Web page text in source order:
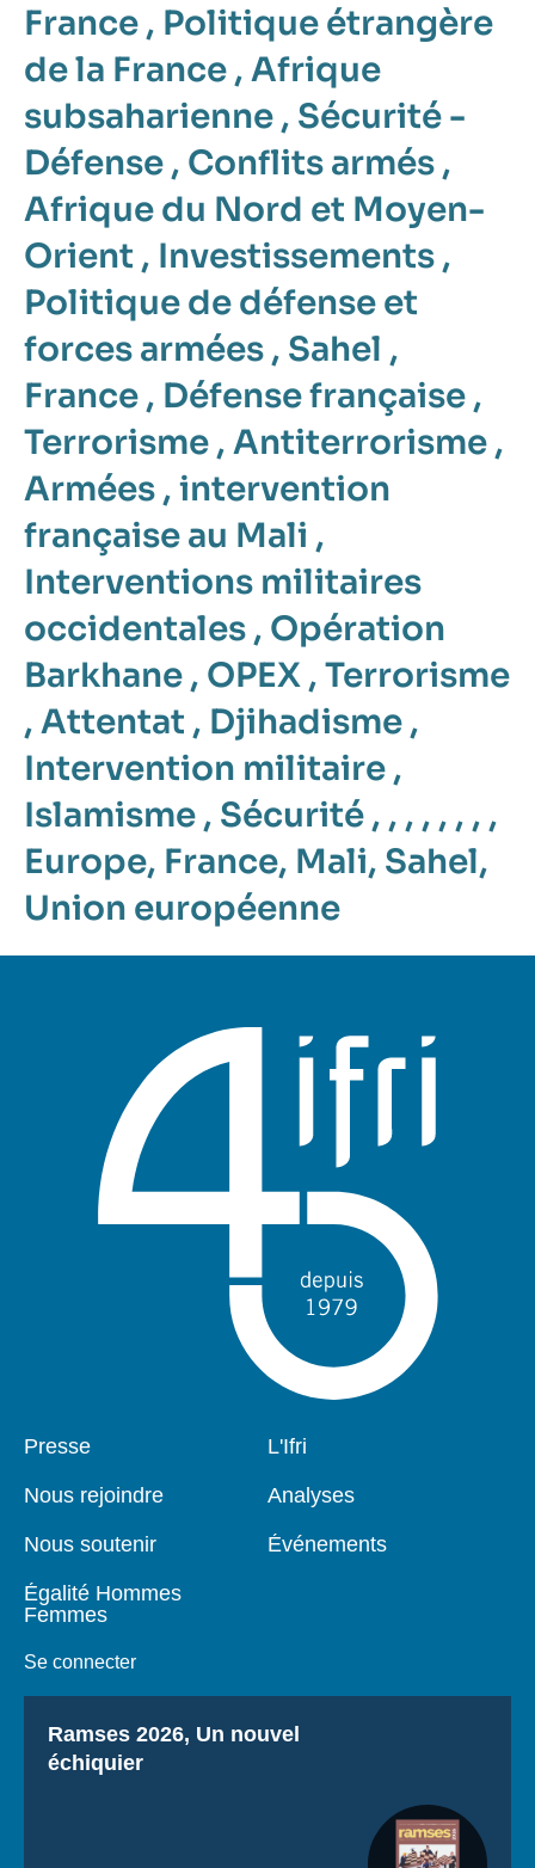
France , Politique étrangère
de la France , Afrique
subsaharienne , Sécurité -
Défense , Conflits armés ,
Afrique du Nord et Moyen-
Orient , Investissements ,
Politique de défense et
forces armées , Sahel ,
France , Défense française ,
Terrorisme , Antiterrorisme ,
Armées , intervention
française au Mali ,
Interventions militaires
occidentales , Opération
Barkhane , OPEX , Terrorisme
, Attentat , Djihadisme ,
Intervention militaire ,
Islamisme , Sécurité , , , , , , , ,
Europe, France, Mali, Sahel,
Union européenne
Pied
Presse
Nous rejoindre
Nous soutenir
Égalité Hommes
Femmes
Se connecter
Navigation
L'Ifri
Analyses
Événements
Titre
Ramses 2026, Un nouvel
échiquier